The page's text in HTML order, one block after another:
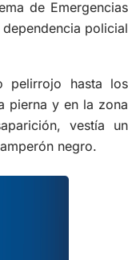
de Emergencias
policial
pelirrojo hasta los
pierna y en la zona
vestía un
negro.